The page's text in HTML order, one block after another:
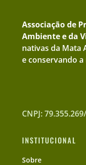
Associação de
Ambiente e da
nativas da Mata
e conservando a
CNPJ:
INSTITUCIONAL
Sobre